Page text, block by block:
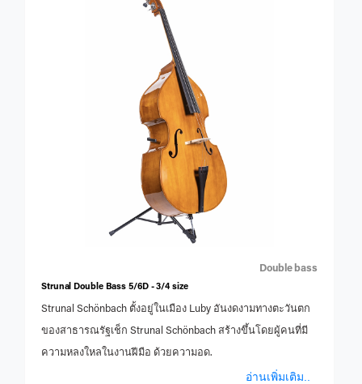
Double bass
Strunal Double Bass 5/6D - 3/4 size
Strunal Schönbach ตั้งอยู่ในเมือง Luby อันงดงามทางตะวันตก
ของสาธารณรัฐเช็ก Strunal Schönbach สร้างขึ้นโดยผู้คนที่มี
ความหลงใหลในงานฝีมือ ด้วยความอด.
อ่านเพิ่มเติม..